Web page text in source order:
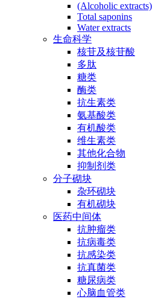
(Alcoholic extracts)
Total saponins
Water extracts
生命科学
核苷及核苷酸
多肽
糖类
酶类
抗生素类
氨基酸类
有机酸类
维生素类
其他化合物
抑制剂类
分子砌块
杂环砌块
有机砌块
医药中间体
抗肿瘤类
抗病毒类
抗感染类
抗真菌类
糖尿病类
心脑血管类